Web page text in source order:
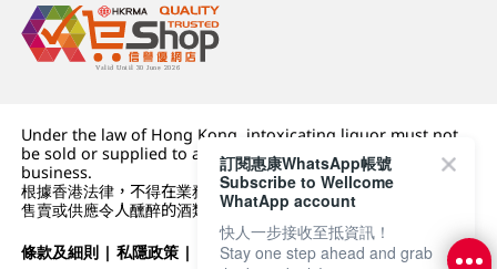
Under the law of Hong Kong, intoxicating liquor must not
be sold or supplied to a minor (under 18) in the course of
business.
根據香港法律，不得在業務過程中，向未成年人 (18 歲以下人士)
售賣或供應令人醺醉的酒類。
條款及細則 |私隱政策 | DFI零售集團
訂閱惠康WhatsApp帳號
Subscribe to Wellcome
WhatApp account
快人一步接收至抵資訊！
Stay one step ahead and grab